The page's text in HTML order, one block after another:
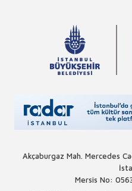
Akçaburgaz Mah. Mercedes
Mersis No: